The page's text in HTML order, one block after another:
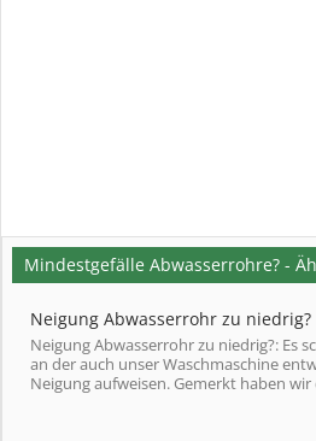
Mindestgefälle Abwasserrohre? -
Neigung Abwasserrohr zu niedrig?
Neigung Abwasserrohr zu niedrig?: Es
an der auch unser Waschmaschine
Neigung aufweisen. Gemerkt haben wir